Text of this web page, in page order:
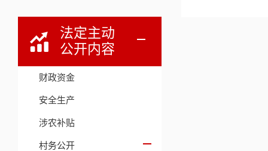
法定主动
公开内容
财政资金
安全生产
涉农补贴
村务公开